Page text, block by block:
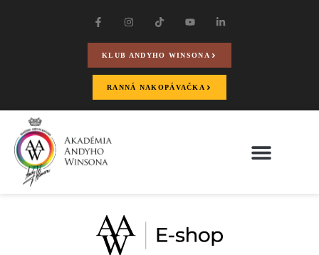
KLUB ANDYHO WINSONA
RANNÁ NAKOPÁVAČKA